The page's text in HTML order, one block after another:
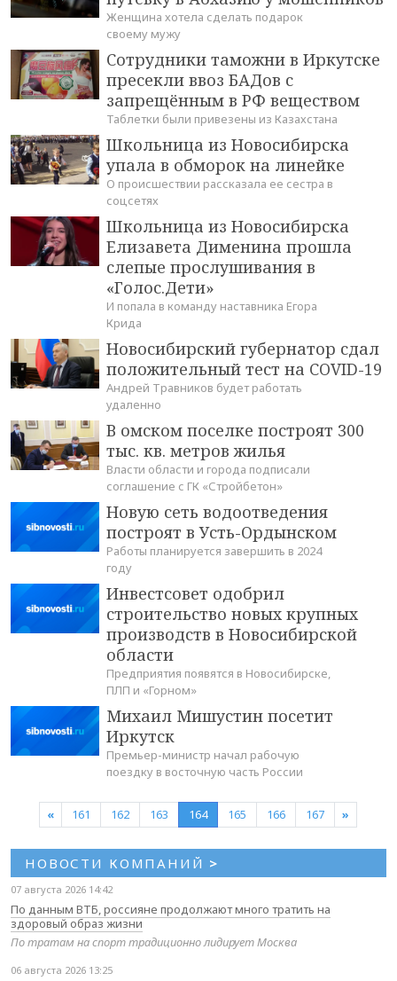
Женщина хотела сделать подарок
своему мужу
Сотрудники таможни в Иркутске
пресекли ввоз БАДов с
запрещённым в РФ веществом
Таблетки были привезены из Казахстана
Школьница из Новосибирска
упала в обморок на линейке
О происшествии рассказала ее сестра в
соцсетях
Школьница из Новосибирска
Елизавета Дименина прошла
слепые прослушивания в
«Голос.Дети»
И попала в команду наставника Егора
Крида
Новосибирский губернатор сдал
положительный тест на COVID-19
Андрей Травников будет работать
удаленно
В омском поселке построят 300
тыс. кв. метров жилья
Власти области и города подписали
соглашение с ГК «Стройбетон»
Новую сеть водоотведения
построят в Усть-Ордынском
Работы планируется завершить в 2024
году
Инвестсовет одобрил
строительство новых крупных
производств в Новосибирской
области
Предприятия появятся в Новосибирске,
ПЛП и «Горном»
Михаил Мишустин посетит
Иркутск
Премьер-министр начал рабочую
поездку в восточную часть России
« 161 162 163 164 165 166 167 »
НОВОСТИ КОМПАНИЙ >
07 августа 2026 14:42
По данным ВТБ, россияне продолжают много тратить на
здоровый образ жизни
По тратам на спорт традиционно лидирует Москва
06 августа 2026 13:25